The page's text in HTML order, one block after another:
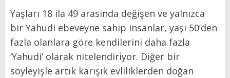
Yaşları 18 ila 49 arasında değişen ve yalnızca
bir Yahudi ebeveyne sahip insanlar, yaşı 50’den
fazla olanlara göre kendilerini daha fazla
‘Yahudi’ olarak nitelendiriyor. Diğer bir
söyleyişle artık karışık evliliklerden doğan